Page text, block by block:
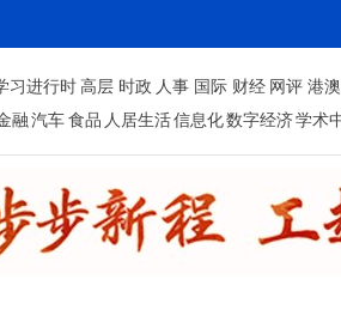
习进行时 高层 时政 人事 国际 财经 网评 港澳
融 汽车 食品 人居生活信息化数字经济学术